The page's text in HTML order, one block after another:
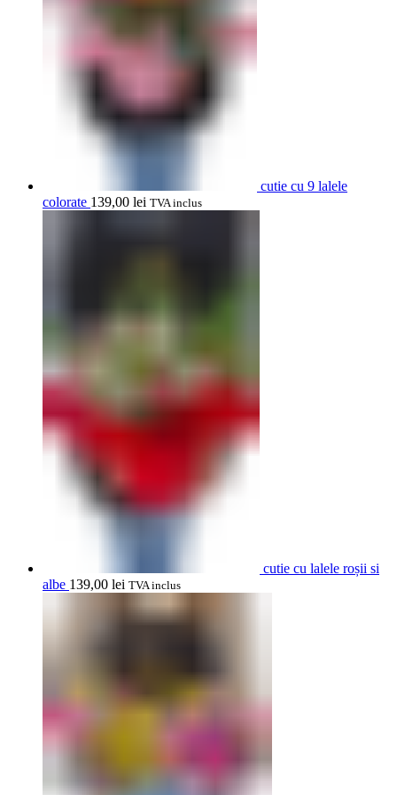
cutie cu 9 lalele
colorate 139,00 lei TVA inclus
cutie cu lalele roșii si
albe 139,00 lei TVA inclus